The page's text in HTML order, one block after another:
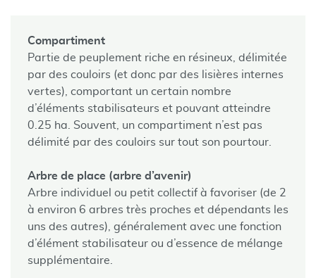
Compartiment
Partie de peuplement riche en résineux, délimitée
par des couloirs (et donc par des lisières internes
vertes), comportant un certain nombre
d’éléments stabilisateurs et pouvant atteindre
0.25 ha. Souvent, un compartiment n’est pas
délimité par des couloirs sur tout son pourtour.
Arbre de place (arbre d’avenir)
Arbre individuel ou petit collectif à favoriser (de 2
à environ 6 arbres très proches et dépendants les
uns des autres), généralement avec une fonction
d’élément stabilisateur ou d’essence de mélange
supplémentaire.